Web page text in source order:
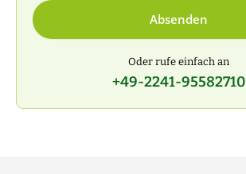
Absenden
Oder rufe einfach an
+49-2241-95582710